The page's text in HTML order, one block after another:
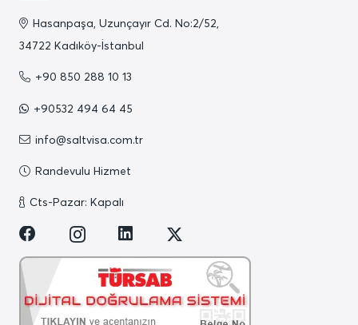
Hasanpaşa, Uzunçayır Cd. No:2/52,
34722 Kadıköy-İstanbul
+90 850 288 10 13
+90532 494 64 45
info@saltvisa.com.tr
Randevulu Hizmet
Cts-Pazar: Kapalı